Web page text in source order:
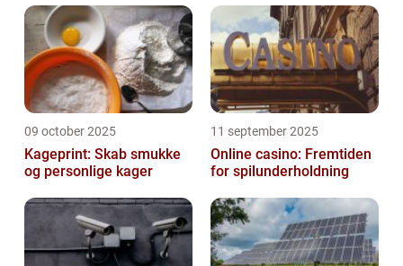
09 october 2025
Kageprint: Skab smukke
og personlige kager
11 september 2025
Online casino: Fremtiden
for spilunderholdning